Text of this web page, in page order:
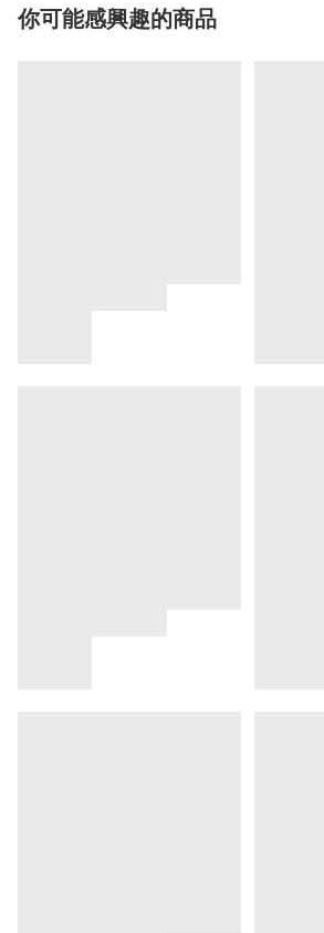
你可能感興趣的商品